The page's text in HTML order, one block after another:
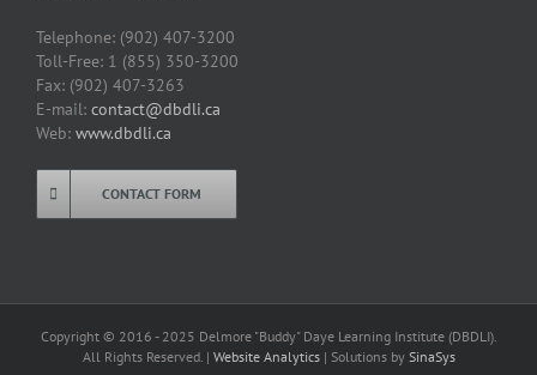
Telephone: (902) 407-3200
Toll-Free: 1 (855) 350-3200
Fax: (902) 407-3263
E-mail: contact@dbdli.ca
Web: www.dbdli.ca
CONTACT FORM
Copyright © 2016 - 2025 Delmore "Buddy" Daye Learning Institute (DBDLI).
All Rights Reserved. | Website Analytics| Solutions by SinaSys